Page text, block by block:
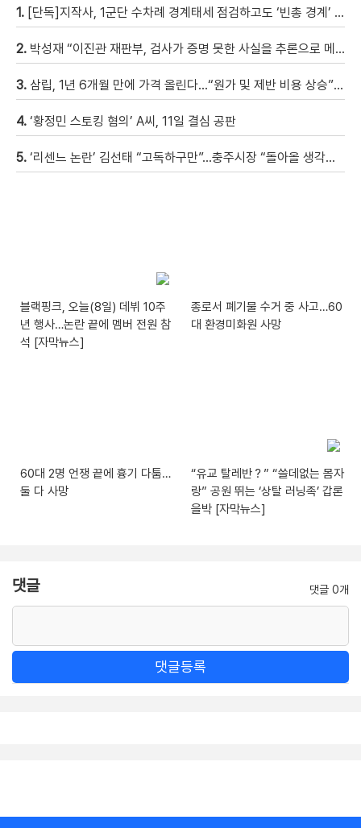
1. [단독]지작사, 1군단 수차례 경계태세 점검하고도 ‘빈총 경계’ 몰랐다
2. 박성재 “이진관 재판부, 검사가 증명 못한 사실을 추론으로 메꿔” [현장영상]
3. 삼립, 1년 6개월 만에 가격 올린다…“원가 및 제반 비용 상승” [자막뉴스]
4. ‘황정민 스토킹 혐의’ A씨, 11일 결심 공판
5. ‘리센느 논란’ 김선태 “고독하구만”…충주시장 “돌아올 생각은?”
블랙핑크, 오늘(8일) 데뷔 10주
년 행사…논란 끝에 멤버 전원 참
석 [자막뉴스]
종로서 폐기물 수거 중 사고…60
대 환경미화원 사망
60대 2명 언쟁 끝에 흉기 다툼…
둘 다 사망
“유교 탈레반？” “쓸데없는 몸자
랑” 공원 뛰는 ‘상탈 러닝족’ 갑론
을박 [자막뉴스]
댓글 댓글 0개
댓글등록